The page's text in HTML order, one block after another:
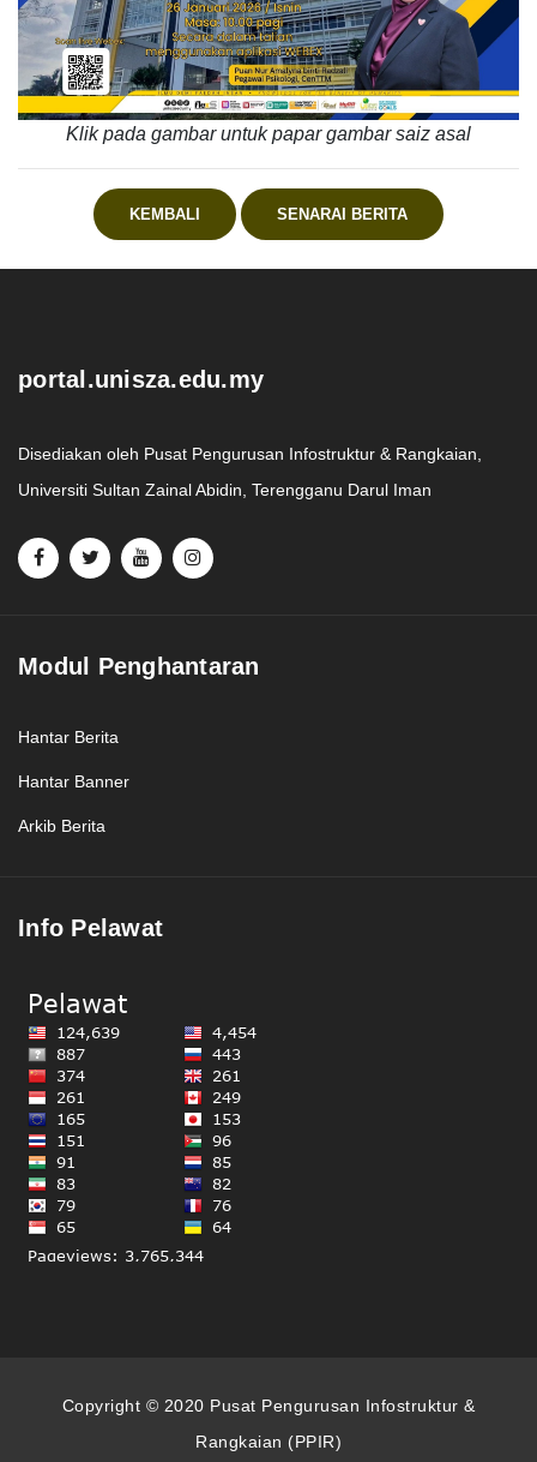
Klik pada gambar untuk papar gambar saiz asal
KEMBALI SENARAI BERITA
portal.unisza.edu.my
Disediakan oleh Pusat Pengurusan Infostruktur & Rangkaian,
Universiti Sultan Zainal Abidin, Terengganu Darul Iman
Modul Penghantaran
Hantar Berita
Hantar Banner
Arkib Berita
Info Pelawat
Copyright © 2020 Pusat Pengurusan Infostruktur &
Rangkaian (PPIR)